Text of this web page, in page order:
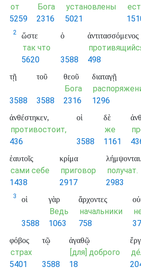
от
5259
Бога
2316
установлены
5021
2 ὥστε
так что
5620
ὁ
3588
ἀντιτασσόμενος
498
τῇ
3588
τοῦ
3588
θεοῦ
Бога
2316
διαταγῇ
1296
ἀνθέστηκεν,
противостоит,
436
οἱ
3588
δὲ
же
1161
ἑαυτοῖς
сами себе
1438
κρίμα
приговор
2917
λήμψονται.
получат.
2983
3 οἱ
3588
γὰρ
Ведь
1063
ἄρχοντες
начальники
758
φόβος
страх
5401
τῷ
3588
ἀγαθῷ
[для] доброго
18